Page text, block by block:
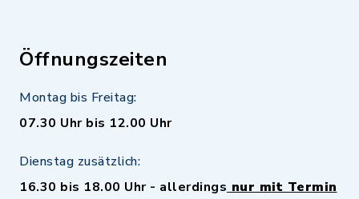
Öffnungszeiten
Montag bis Freitag:
07.30 Uhr bis 12.00 Uhr
Dienstag zusätzlich:
16.30 bis 18.00 Uhr - allerdings nur mit Termin